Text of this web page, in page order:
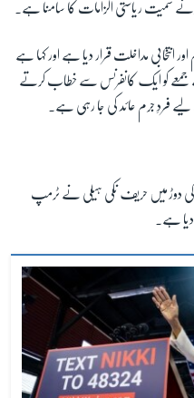
سمیت ریاستی الزامات کا سامنا ہے۔
مداخلت قرار دیا ہے اور کہا ہے
جمعے کو ایک کانفرنس سے خطاب کرتے
فردِ جرم عائد کی جا رہی ہے۔
کی دوڑ میں حریف نکی ہیلی نے ٹرمپ
ہے۔